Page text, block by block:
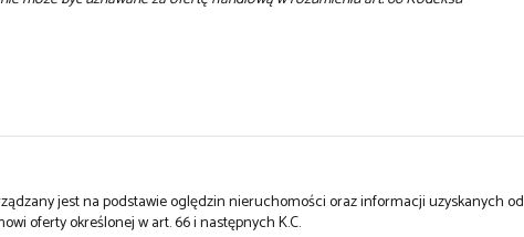
jest na podstawie oględzin nieruchomości oraz informacji uzyskanych od
oferty określonej w art. 66 i następnych K.C.